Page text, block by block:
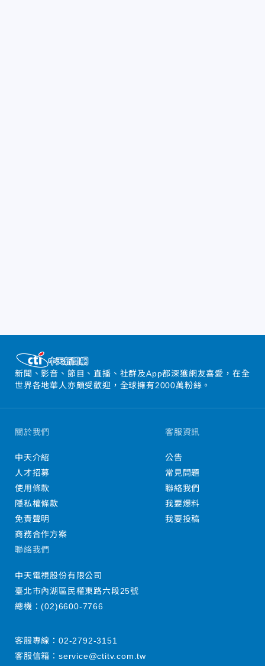
新聞、影音、節目、直播、社群及App都深獲網友喜愛，在全
世界各地華人亦頗受歡迎，全球擁有2000萬粉絲。
關於我們
中天介紹
人才招募
使用條款
隱私權條款
免責聲明
商務合作方案
客服資訊
公告
常見問題
聯絡我們
我要爆料
我要投稿
聯絡我們
中天電視股份有限公司
臺北市內湖區民權東路六段25號
總機：(02)6600-7766
客服專線： 02-2792-3151
客服信箱： service@ctitv.com.tw